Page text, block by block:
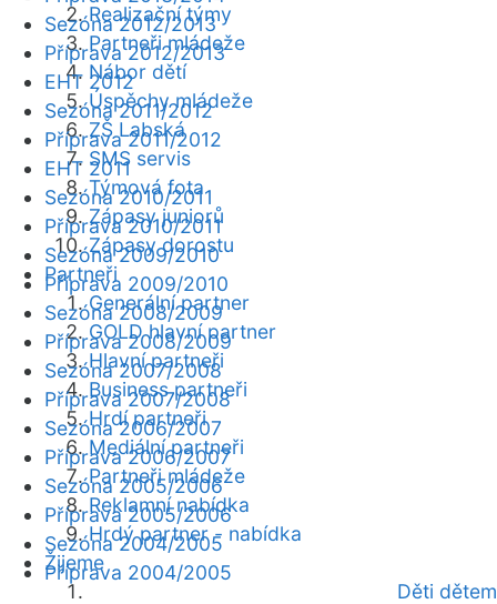
Realizační týmy
Partneři mládeže
Nábor dětí
Úspěchy mládeže
ZŠ Labská
SMS servis
Týmová fota
Zápasy juniorů
Zápasy dorostu
Partneři
Generální partner
GOLD hlavní partner
Hlavní partneři
Business partneři
Hrdí partneři
Mediální partneři
Partneři mládeže
Reklamní nabídka
Hrdý partner - nabídka
Žijeme
Děti dětem
Sezóna 2012/2013
Příprava 2012/2013
EHT 2012
Sezóna 2011/2012
Příprava 2011/2012
EHT 2011
Sezóna 2010/2011
Příprava 2010/2011
Sezóna 2009/2010
Příprava 2009/2010
Sezóna 2008/2009
Příprava 2008/2009
Sezóna 2007/2008
Příprava 2007/2008
Sezóna 2006/2007
Příprava 2006/2007
Sezóna 2005/2006
Příprava 2005/2006
Sezóna 2004/2005
Příprava 2004/2005